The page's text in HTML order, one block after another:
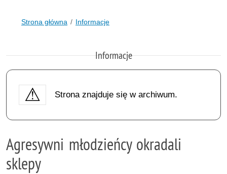
Strona główna Informacje
Informacje
Strona znajduje się w archiwum.
Agresywni młodzieńcy okradali
sklepy